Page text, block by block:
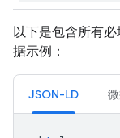
以下是包含所有
据示例：
JSON-LD